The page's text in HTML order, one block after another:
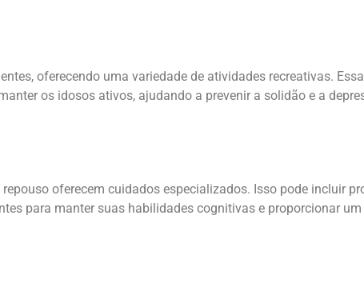
oferecendo uma variedade de atividades recreativas.
os idosos ativos, ajudando a prevenir a solidão e a
oferecem cuidados especializados. Isso pode incluir
para manter suas habilidades cognitivas e proporcionar